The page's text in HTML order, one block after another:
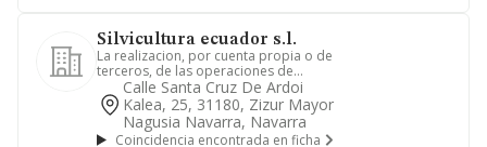
Silvicultura ecuador s.l.
La realizacion, por cuenta propia o de
terceros, de las operaciones de
limpieza, desbroce, poda, tr...
Calle Santa Cruz De Ardoi
Kalea, 25, 31180, Zizur Mayor
Nagusia Navarra, Navarra
Coincidencia encontrada en ficha